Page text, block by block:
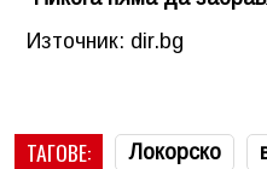
Източник: dir.bg
ТАГОВЕ: Локорско